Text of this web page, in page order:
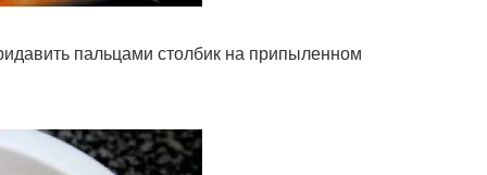
пальцами столбик на припыленном